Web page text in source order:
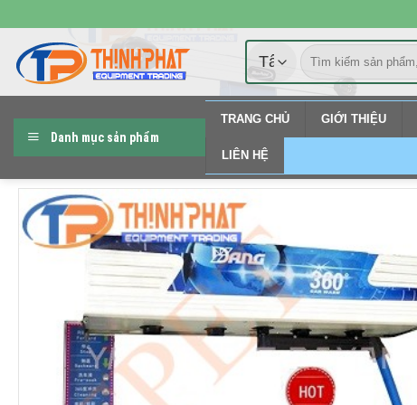
đến
nội
dung
Tìm
kiếm:
Danh mục sản phẩm
TRANG CHỦ GIỚI THIỆU
LIÊN HỆ